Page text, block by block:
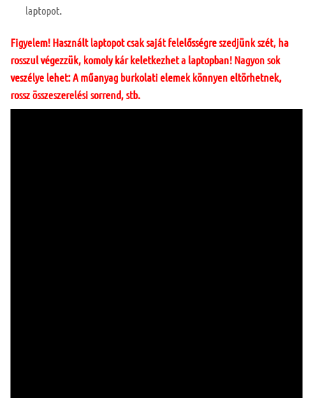
laptopot.
Figyelem! Használt laptopot csak saját felelősségre szedjünk szét, ha
rosszul végezzük, komoly kár keletkezhet a laptopban! Nagyon sok
veszélye lehet: A műanyag burkolati elemek könnyen eltörhetnek,
rossz összeszerelési sorrend, stb.